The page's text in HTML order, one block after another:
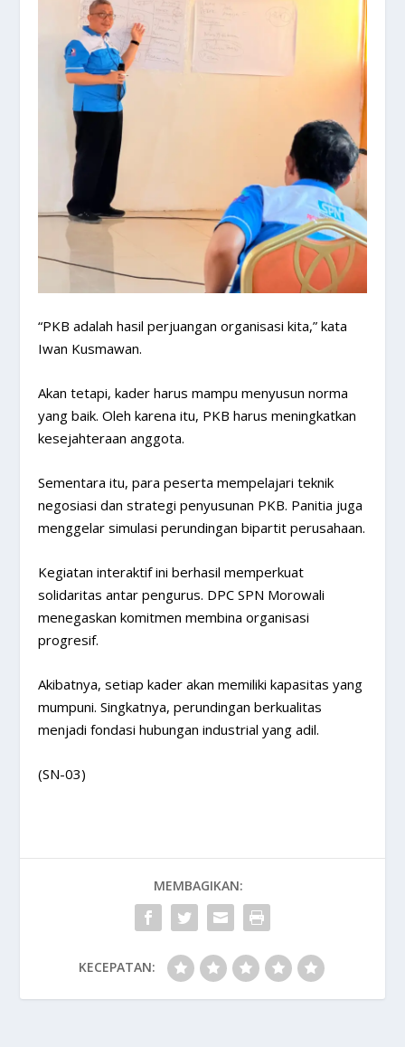
“PKB adalah hasil perjuangan organisasi kita,” kata
Iwan Kusmawan.
Akan tetapi, kader harus mampu menyusun norma
yang baik. Oleh karena itu, PKB harus meningkatkan
kesejahteraan anggota.
Sementara itu, para peserta mempelajari teknik
negosiasi dan strategi penyusunan PKB. Panitia juga
menggelar simulasi perundingan bipartit perusahaan.
Kegiatan interaktif ini berhasil memperkuat
solidaritas antar pengurus. DPC SPN Morowali
menegaskan komitmen membina organisasi
progresif.
Akibatnya, setiap kader akan memiliki kapasitas yang
mumpuni. Singkatnya, perundingan berkualitas
menjadi fondasi hubungan industrial yang adil.
(SN-03)
MEMBAGIKAN:
KECEPATAN: